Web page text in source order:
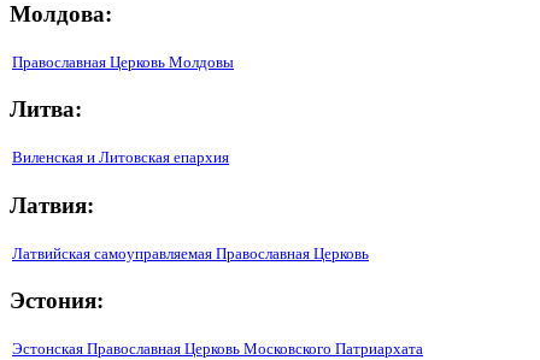
Молдова:
Православная Церковь Молдовы
Литва:
Виленская и Литовская епархия
Латвия:
Латвийская самоуправляемая Православная Церковь
Эстония:
Эстонская Православная Церковь Московского Патриархата